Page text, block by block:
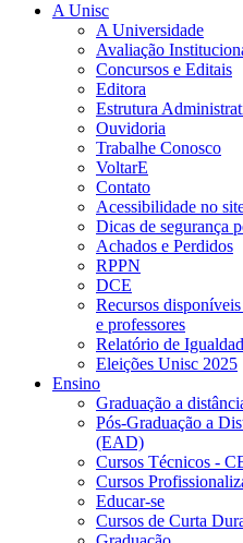
A Unisc
A Universidade
Avaliação
Concursos e Editais
Editora
Estrutura
Ouvidoria
Trabalhe Conosco
VoltarE
Contato
Acessibilidade no
Dicas de segurança
Achados e Perdidos
RPPN
DCE
Recursos
e professores
Relatório de
Eleições Unisc 2025
Ensino
Graduação a
Pós-Graduação a
(EAD)
Cursos Técnicos -
Cursos
Educar-se
Cursos de Curta